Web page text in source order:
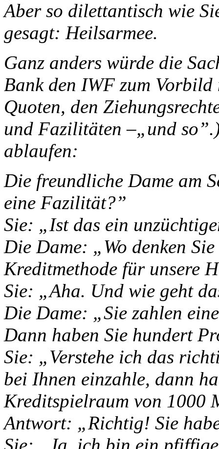
Aber so dilettantisch wie
gesagt: Heilsarmee.
Ganz anders würde die
Bank den IWF zum
Quoten, den
und Fazilitäten –„und
ablaufen:
Die freundliche Dame am
eine Fazilität?”
Sie: „Ist das ein
Die Dame: „Wo denken
Kreditmethode für unsere
Sie: „Aha. Und wie geht
Die Dame: „Sie zahlen
Dann haben Sie hundert
Sie: „Verstehe ich das
bei Ihnen einzahle, dann
Kreditspielraum von 1000
Antwort: „Richtig! Sie
Sie: „Ja, ich bin ein